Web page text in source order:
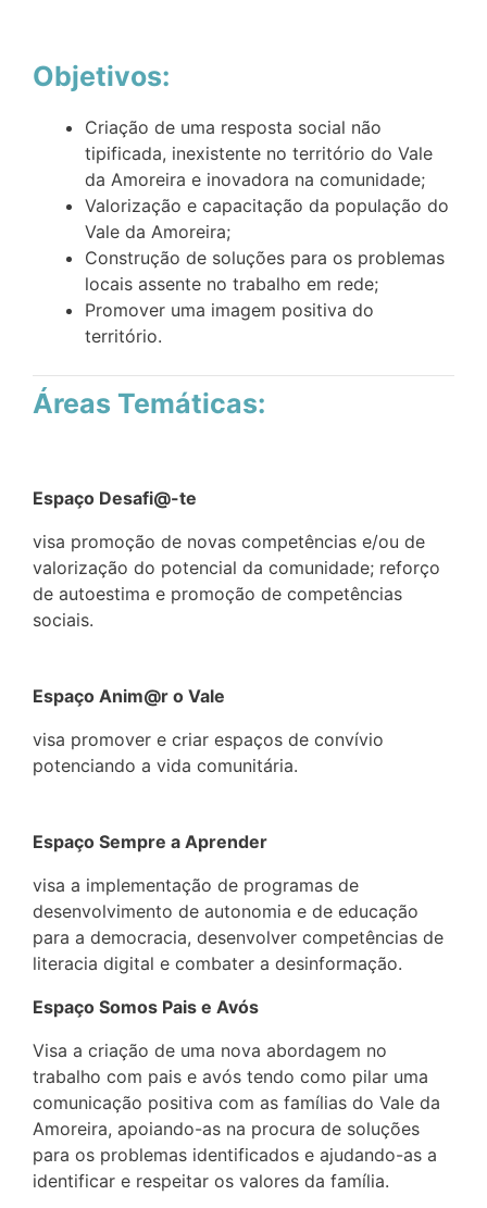
Objetivos:
Criação de uma resposta social não
tipificada, inexistente no território do Vale
da Amoreira e inovadora na comunidade;​
Valorização e capacitação da população do
Vale da Amoreira;​
Construção de soluções para os problemas
locais assente no trabalho em rede;​
Promover uma imagem positiva do
território.​
Áreas Temáticas:
Espaço Desafi@-te
visa promoção de novas competências e/ou de
valorização do potencial da comunidade; reforço
de autoestima e promoção de competências
sociais.
Espaço Anim@r o Vale
visa promover e criar espaços de convívio
potenciando a vida comunitária.
Espaço Sempre a Aprender
visa a implementação de programas de
desenvolvimento de autonomia e de educação
para a democracia, desenvolver competências de
literacia digital e combater a desinformação.
Espaço Somos Pais e Avós
Visa a criação de uma nova abordagem no
trabalho com pais e avós tendo como pilar uma
comunicação positiva com as famílias do Vale da
Amoreira, apoiando-as na procura de soluções
para os problemas identificados e ajudando-as a
identificar e respeitar os valores da família.